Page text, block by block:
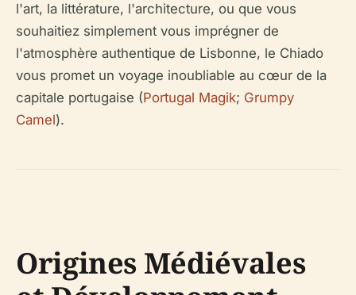
l'art, la littérature, l'architecture, ou que vous
souhaitiez simplement vous imprégner de
l'atmosphère authentique de Lisbonne, le Chiado
vous promet un voyage inoubliable au cœur de la
capitale portugaise (Portugal Magik; Grumpy
Camel).
Origines Médiévales